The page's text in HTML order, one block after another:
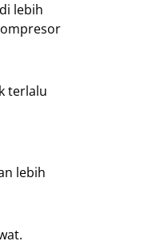
lebih
terlalu
lebih